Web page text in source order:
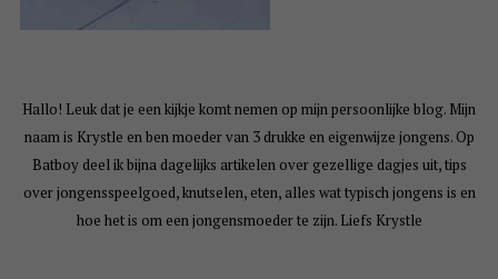
Hallo! Leuk dat je een kijkje komt nemen op mijn persoonlijke blog. Mijn
naam is Krystle en ben moeder van 3 drukke en eigenwijze jongens. Op
Batboy deel ik bijna dagelijks artikelen over gezellige dagjes uit, tips
over jongensspeelgoed, knutselen, eten, alles wat typisch jongens is en
hoe het is om een jongensmoeder te zijn. Liefs Krystle